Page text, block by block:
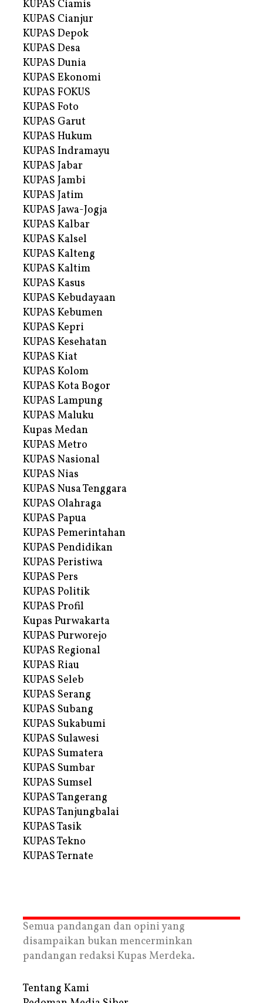
KUPAS Ciamis
KUPAS Cianjur
KUPAS Depok
KUPAS Desa
KUPAS Dunia
KUPAS Ekonomi
KUPAS FOKUS
KUPAS Foto
KUPAS Garut
KUPAS Hukum
KUPAS Indramayu
KUPAS Jabar
KUPAS Jambi
KUPAS Jatim
KUPAS Jawa-Jogja
KUPAS Kalbar
KUPAS Kalsel
KUPAS Kalteng
KUPAS Kaltim
KUPAS Kasus
KUPAS Kebudayaan
KUPAS Kebumen
KUPAS Kepri
KUPAS Kesehatan
KUPAS Kiat
KUPAS Kolom
KUPAS Kota Bogor
KUPAS Lampung
KUPAS Maluku
Kupas Medan
KUPAS Metro
KUPAS Nasional
KUPAS Nias
KUPAS Nusa Tenggara
KUPAS Olahraga
KUPAS Papua
KUPAS Pemerintahan
KUPAS Pendidikan
KUPAS Peristiwa
KUPAS Pers
KUPAS Politik
KUPAS Profil
Kupas Purwakarta
KUPAS Purworejo
KUPAS Regional
KUPAS Riau
KUPAS Seleb
KUPAS Serang
KUPAS Subang
KUPAS Sukabumi
KUPAS Sulawesi
KUPAS Sumatera
KUPAS Sumbar
KUPAS Sumsel
KUPAS Tangerang
KUPAS Tanjungbalai
KUPAS Tasik
KUPAS Tekno
KUPAS Ternate
Semua pandangan dan opini yang
disampaikan bukan mencerminkan
pandangan redaksi Kupas Merdeka.
Tentang Kami